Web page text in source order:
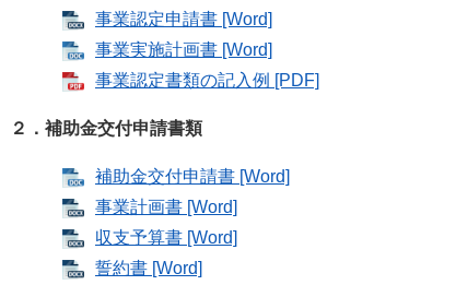
事業認定申請書 [Word]
事業実施計画書 [Word]
事業認定書類の記入例 [PDF]
２．補助金交付申請書類
補助金交付申請書 [Word]
事業計画書 [Word]
収支予算書 [Word]
誓約書 [Word]